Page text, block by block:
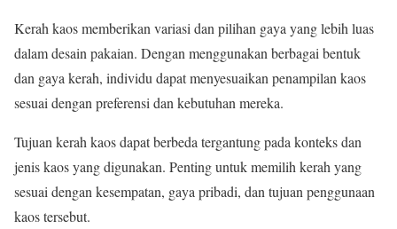
Kerah kaos memberikan variasi dan pilihan gaya yang lebih luas
dalam desain pakaian. Dengan menggunakan berbagai bentuk
dan gaya kerah, individu dapat menyesuaikan penampilan kaos
sesuai dengan preferensi dan kebutuhan mereka.
Tujuan kerah kaos dapat berbeda tergantung pada konteks dan
jenis kaos yang digunakan. Penting untuk memilih kerah yang
sesuai dengan kesempatan, gaya pribadi, dan tujuan penggunaan
kaos tersebut.